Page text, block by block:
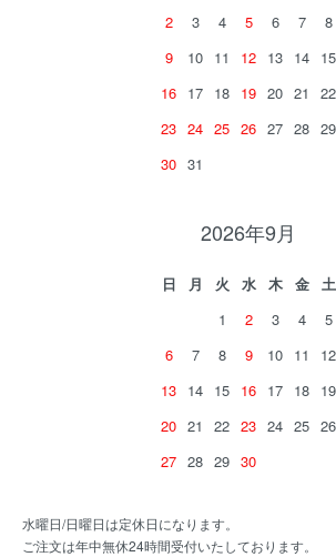
2 3 4 5 6 7
8
9
10 11 12 13 14 15
16 17 18 19 20 21
22
23 24 25 26 27 28 29
30 31
2026年9月
日 月 火 水 木 金
土
1
2 3 4
5
6
7 8 9 10 11
12
13 14 15 16 17 18 19
20 21 22 23 24 25 26
27 28 29 30
水曜日/日曜日は定休日になります。
ご注文は年中無休24時間受付いたしております。